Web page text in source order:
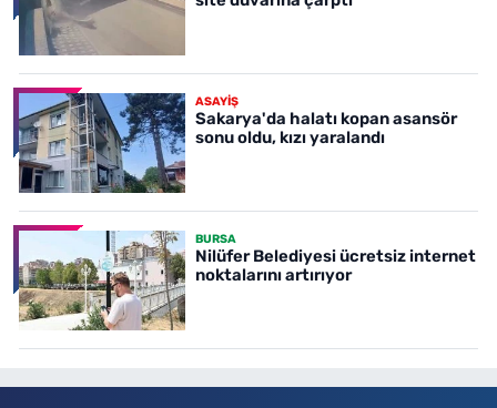
ASAYİŞ
Sakarya'da halatı kopan asansör
sonu oldu, kızı yaralandı
BURSA
Nilüfer Belediyesi ücretsiz internet
noktalarını artırıyor